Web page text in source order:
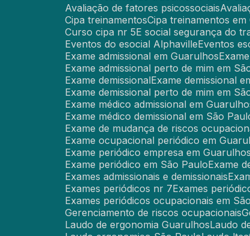
Avaliação de fatores psicossociais
Cipa treinamentos Cipa treinamentos
Curso cipa nr 5
E social segurança do
Eventos do esocial Alphaville Eventos
Exame admissional em Guarulhos
Exame admissional perto de mim em
Exame demissional Exame demissional
Exame demissional perto de mim em
Exame médico admissional em
Exame médico demissional em São
Exame de mudança de riscos
Exame ocupacional periódico em
Exame periódico empresa em Guarulhos
Exame periódico em São Paulo Exame
Exames admissionais e demissionais
Exames periódicos nr 7 Exames
Exames periódicos ocupacionais em
Gerenciamento de riscos ocupacionais
Laudo de ergonomia Guarulhos Laudo